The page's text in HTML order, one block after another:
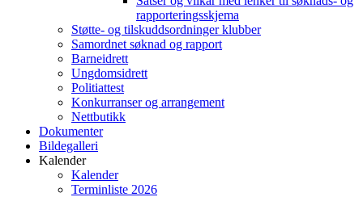
rapporteringsskjema
Støtte- og tilskuddsordninger klubber
Samordnet søknad og rapport
Barneidrett
Ungdomsidrett
Politiattest
Konkurranser og arrangement
Nettbutikk
Dokumenter
Bildegalleri
Kalender
Kalender
Terminliste 2026